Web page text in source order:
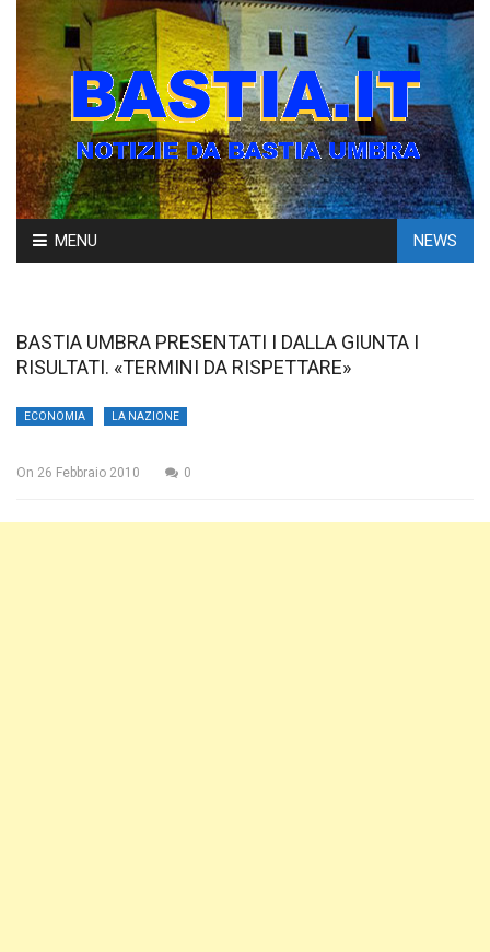
Skip
to
MENU NEWS
BASTIA UMBRA PRESENTATI I DALLA GIUNTA I
RISULTATI. «TERMINI DA RISPETTARE»
ECONOMIA LA NAZIONE
On 26 Febbraio 2010 0